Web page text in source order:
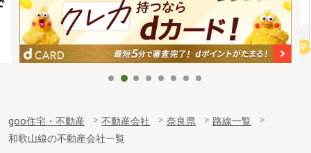
goo住宅・不動産 不動産会社 奈良県
路線一覧
和歌山線の不動産会社一覧